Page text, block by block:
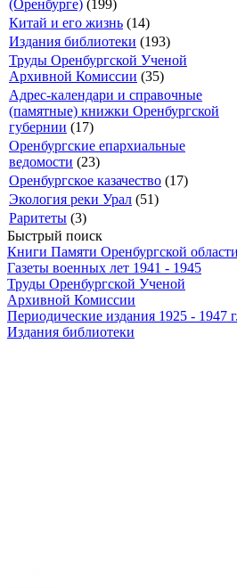
(Оренбурге) (199)
Китай и его жизнь (14)
Издания библиотеки (193)
Труды Оренбургской Ученой
Архивной Комиссии (35)
Адрес-календари и справочные
(памятные) книжки Оренбургской
губернии (17)
Оренбургские епархиальные
ведомости (23)
Оренбургское казачество (17)
Экология реки Урал (51)
Раритеты (3)
Быстрый поиск
Книги Памяти Оренбургской области
Газеты военных лет 1941 - 1945
Труды Оренбургской Ученой
Архивной Комиссии
Периодические издания 1925 - 1947 г.
Издания библиотеки